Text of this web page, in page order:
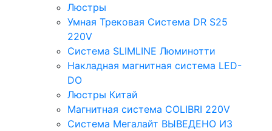
Люстры
Умная Трековая Система DR S25
220V
Система SLIMLINE Люминотти
Накладная магнитная система LED-
DO
Люстры Китай
Магнитная система COLIBRI 220V
Система Мегалайт ВЫВЕДЕНО ИЗ